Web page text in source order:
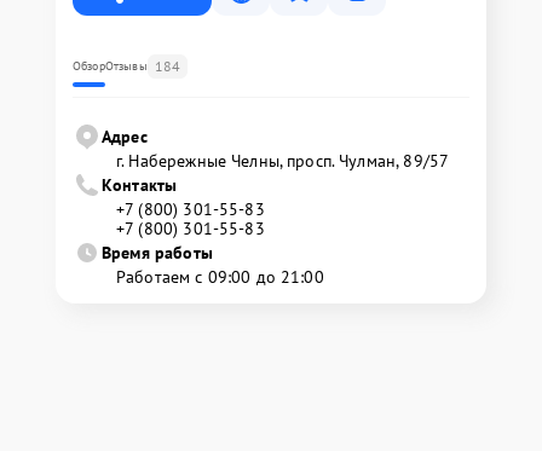
ОбзорОтзывы 184
Адрес
г. Набережные Челны, просп. Чулман, 89/57
Контакты
+7 (800) 301-55-83
+7 (800) 301-55-83
Время работы
Работаем с 09:00 до 21:00